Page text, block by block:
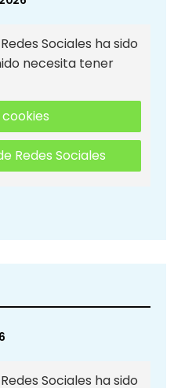
Sociales ha sido
necesita tener
Redes Sociales
Sociales ha sido